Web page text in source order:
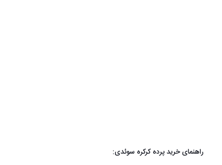
راهنمای خرید پرده کرکره سوئدی: